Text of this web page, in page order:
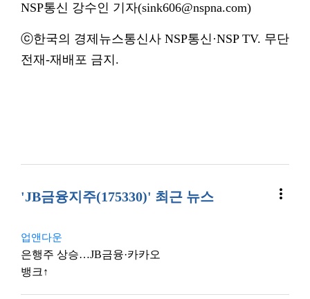
NSP통신 강수인 기자(sink606@nspna.com)
ⓒ한국의 경제뉴스통신사 NSP통신·NSP TV. 무단
전재-재배포 금지.
'JB금융지주(175330)' 최근 뉴스 more_vert
업앤다운
은행주 상승…JB금융·카카오
뱅크↑